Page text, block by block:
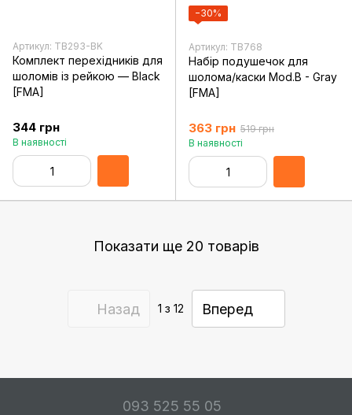
Артикул: TB293-BK
Комплект перехідників для
шоломів із рейкою — Black
[FMA]
344 грн
В наявності
−30%
Артикул: TB768
Набір подушечок для
шолома/каски Mod.B - Gray
[FMA]
363 грн 519 грн
В наявності
Показати ще 20 товарів
Назад 1 з 12 Вперед
093 525 55 05